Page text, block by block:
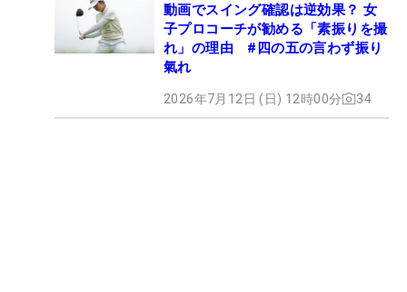
動画でスイング確認は逆効果？ 女
子プロコーチが勧める「素振りを撮
れ」の理由 #四の五の言わず振り
氣れ
2026年7月12日 (日) 12時00分 34